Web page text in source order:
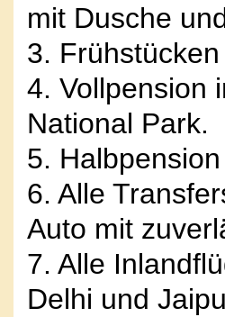
mit Dusche
3.
4. Vollpension
National Park.
5.
6. Alle
Auto mit
7. Alle
Delhi und